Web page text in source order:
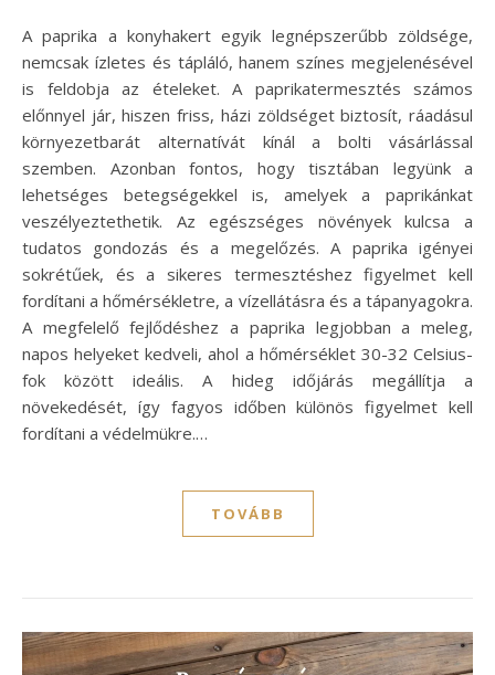
A paprika a konyhakert egyik legnépszerűbb zöldsége,
nemcsak ízletes és tápláló, hanem színes megjelenésével
is feldobja az ételeket. A paprikatermesztés számos
előnnyel jár, hiszen friss, házi zöldséget biztosít, ráadásul
környezetbarát alternatívát kínál a bolti vásárlással
szemben. Azonban fontos, hogy tisztában legyünk a
lehetséges betegségekkel is, amelyek a paprikánkat
veszélyeztethetik. Az egészséges növények kulcsa a
tudatos gondozás és a megelőzés. A paprika igényei
sokrétűek, és a sikeres termesztéshez figyelmet kell
fordítani a hőmérsékletre, a vízellátásra és a tápanyagokra.
A megfelelő fejlődéshez a paprika legjobban a meleg,
napos helyeket kedveli, ahol a hőmérséklet 30-32 Celsius-
fok között ideális. A hideg időjárás megállítja a
növekedését, így fagyos időben különös figyelmet kell
fordítani a védelmükre.…
TOVÁBB